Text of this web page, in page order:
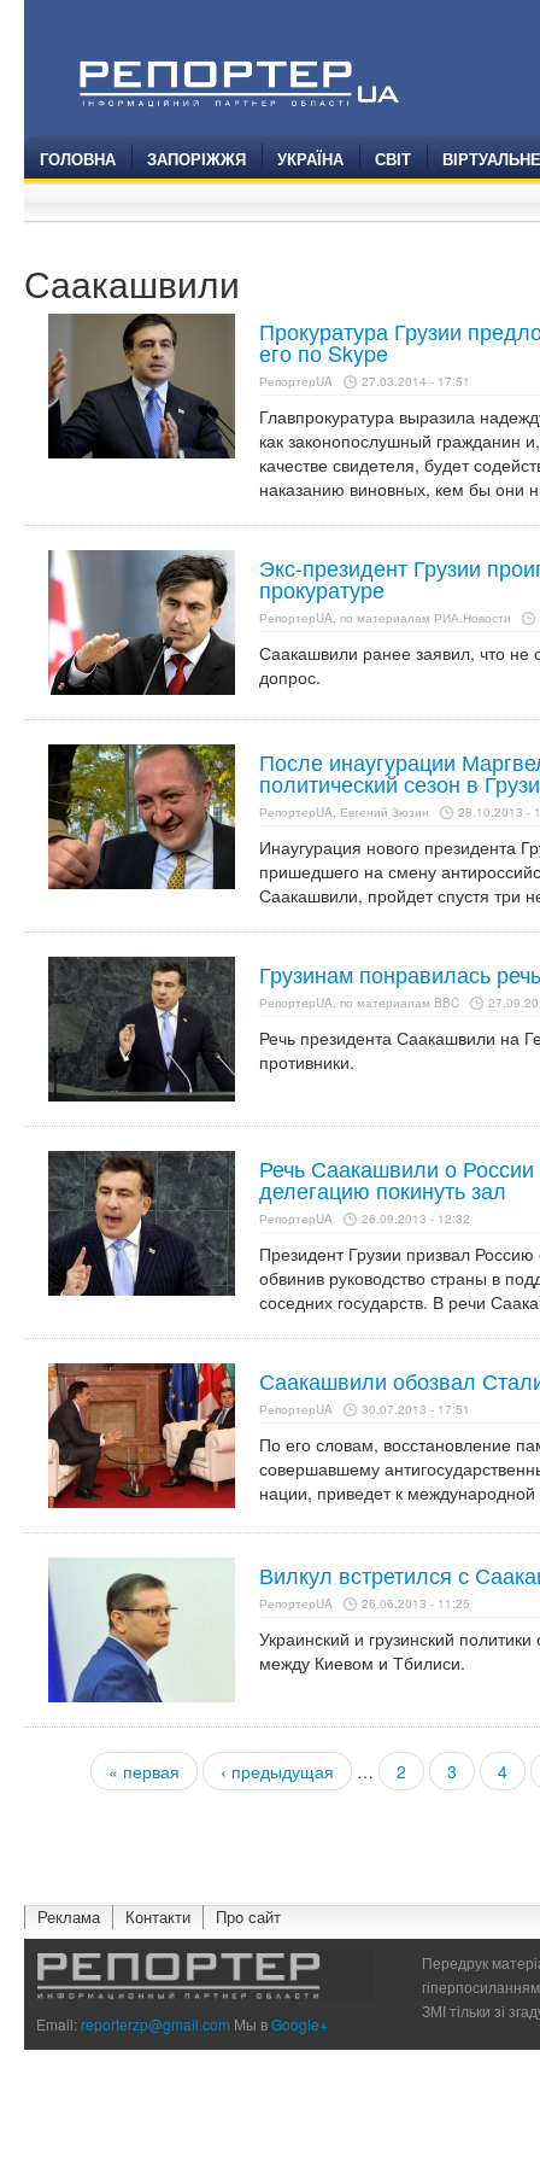
ГОЛОВНА ЗАПОРІЖЖЯ УКРАЇНА СВІТ
Саакашвили
Прокуратура Грузии
его по Skype
РепортерUA 27.03.2014 - 17:51
Главпрокуратура выразила
как законопослушный гражданин
качестве свидетеля, будет
наказанию виновных, кем бы они
Экс-президент Грузии
прокуратуре
РепортерUA, по материалам РИА.Новости
Саакашвили ранее заявил, что не
допрос.
После инаугурации
политический сезон в
РепортерUA, Евгений Зюзин 28.10.2013 -
Инаугурация нового президента
пришедшего на смену
Саакашвили, пройдет спустя три
Грузинам понравилась
РепортерUA, по материалам BBC
Речь президента Саакашвили на
противники.
Речь Саакашвили о
делегацию покинуть зал
РепортерUA 26.09.2013 - 12:32
Президент Грузии призвал
обвинив руководство страны в
соседних государств. В речи
Саакашвили обозвал
РепортерUA 30.07.2013 - 17:51
По его словам, восстановление
совершавшему
нации, приведет к международной
Вилкул встретился с
РепортерUA 26.06.2013 - 11:25
Украинский и грузинский
между Киевом и Тбилиси.
Страницы
« первая ‹ предыдущая … 2 3 4
Реклама Контакти Про сайт
Email:reporterzp@gmail.com Мы вGoogle+
Передрук
ЗМІ тільки зі